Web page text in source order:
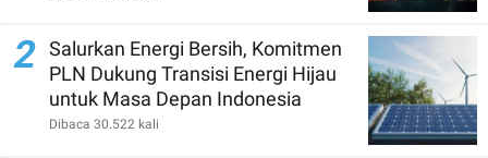
2 Salurkan Energi Bersih, Komitmen
PLN Dukung Transisi Energi Hijau
untuk Masa Depan Indonesia
Dibaca 30.522 kali